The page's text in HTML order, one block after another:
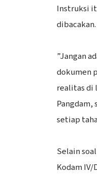
Instruksi
dibacakan.
‎”Jangan
dokumen
realitas di
setiap
‎Selain
Kodam